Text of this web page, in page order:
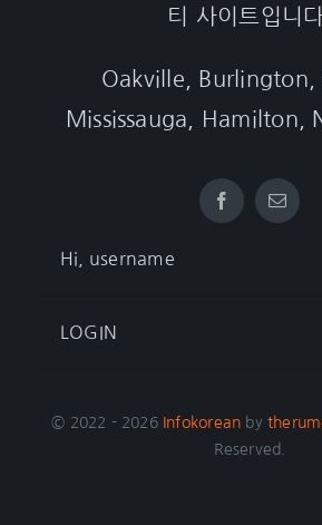
티 사이트입니
Oakville, Burlington,
Mississauga, Hamilton,
Hi, username
LOGIN
© 2022 - 2026 Infokorean by
Reserved.